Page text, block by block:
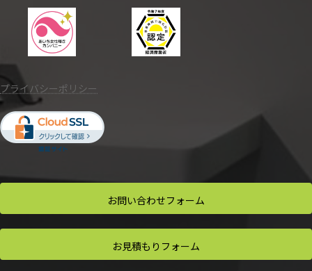
プライバシーポリシー
お問い合わせフォーム
お見積もり フォーム